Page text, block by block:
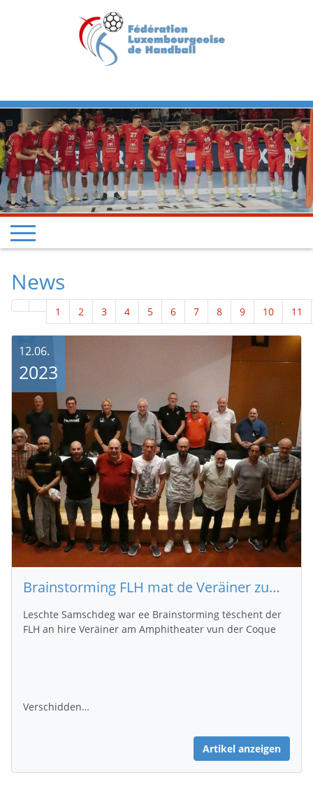
Previous Next
News
1 2 3 4 5 6 7 8 9 10 11
Brainstorming FLH mat de Veräiner zum neie Masterplang an der Jugend (10. Juni 2023)
Leschte Samschdeg war ee Brainstorming tëschent der
FLH an hire Veräiner am Amphitheater vun der Coque
Verschidden…
Artikel anzeigen
12.06.
2023